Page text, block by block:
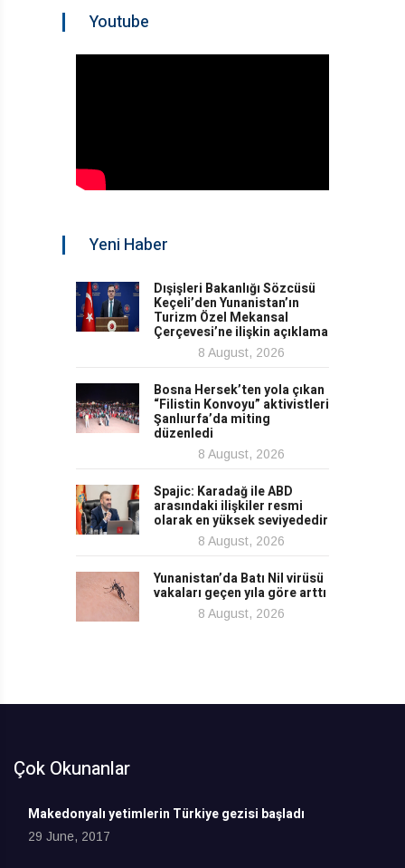
Youtube
Yeni Haber
Dışişleri Bakanlığı Sözcüsü
Keçeli’den Yunanistan’ın
Turizm Özel Mekansal
Çerçevesi’ne ilişkin açıklama
8 August, 2026
Bosna Hersek’ten yola çıkan
“Filistin Konvoyu” aktivistleri
Şanlıurfa’da miting
düzenledi
8 August, 2026
Spajic: Karadağ ile ABD
arasındaki ilişkiler resmi
olarak en yüksek seviyededir
8 August, 2026
Yunanistan’da Batı Nil virüsü
vakaları geçen yıla göre arttı
8 August, 2026
Çok Okunanlar
Makedonyalı yetimlerin Türkiye gezisi başladı
29 June, 2017